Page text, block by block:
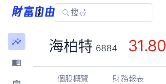
海柏特 6884 31.80
個股概覽 財務報表